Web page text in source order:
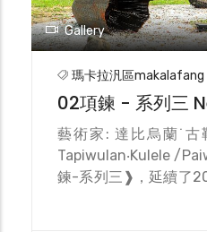
Gallery
瑪卡拉汎區makalafang
02項鍊 - 系列三
藝術家: 達比烏蘭˙
Tapiwulan‧Kulele /Paiwan
鍊-系列三❱，延續了